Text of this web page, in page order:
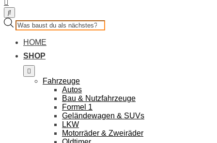
Products
search
HOME
SHOP
Fahrzeuge
Autos
Bau & Nutzfahrzeuge
Formel 1
Geländewagen & SUVs
LKW
Motorräder & Zweiräder